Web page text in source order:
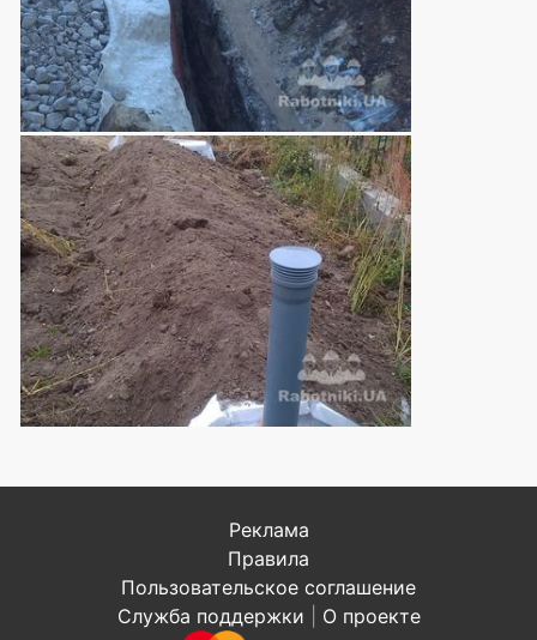
Реклама
Правила
Пользовательское соглашение
Служба поддержки
О проекте